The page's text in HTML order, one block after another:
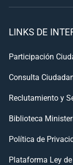
LINKS DE
Participación
Consulta
Reclutamiento y
Biblioteca
Política de
Plataforma Ley